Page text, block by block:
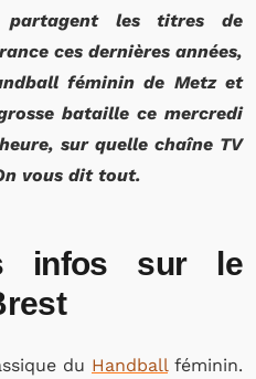
partagent les titres de
ces dernières années,
féminin de Metz et
bataille ce mercredi
sur quelle chaîne TV
vous dit tout.
infos sur le
du Handballféminin.